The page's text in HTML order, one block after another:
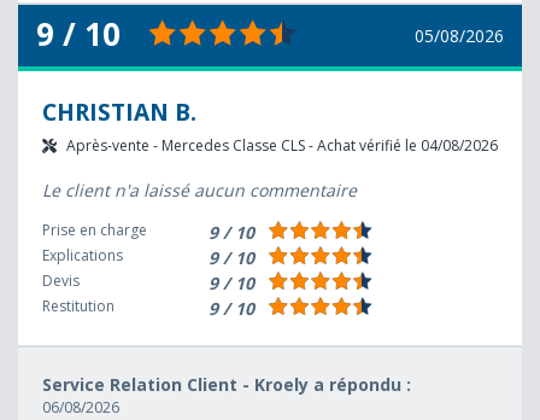
9 / 10 05/08/2026
CHRISTIAN B.
Après-vente - Mercedes Classe CLS - Achat vérifié le 04/08/2026
Le client n'a laissé aucun commentaire
Prise en charge 9 / 10
Explications 9 / 10
Devis 9 / 10
Restitution 9 / 10
Service Relation Client - Kroely a répondu :
06/08/2026